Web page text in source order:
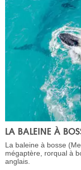
LA BALEINE À
La baleine à bosse
mégaptère, rorqual à
anglais.